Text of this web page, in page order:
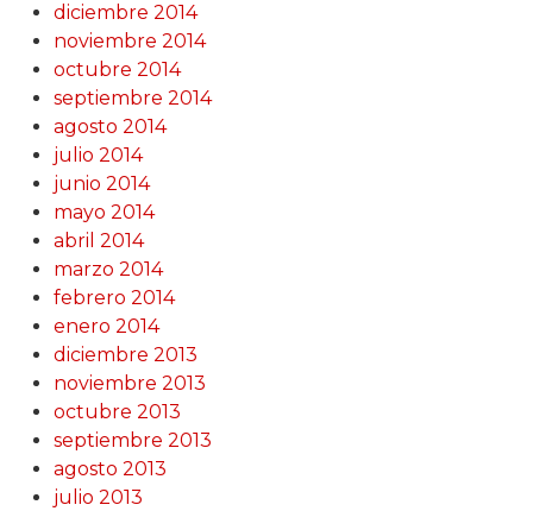
diciembre 2014
noviembre 2014
octubre 2014
septiembre 2014
agosto 2014
julio 2014
junio 2014
mayo 2014
abril 2014
marzo 2014
febrero 2014
enero 2014
diciembre 2013
noviembre 2013
octubre 2013
septiembre 2013
agosto 2013
julio 2013